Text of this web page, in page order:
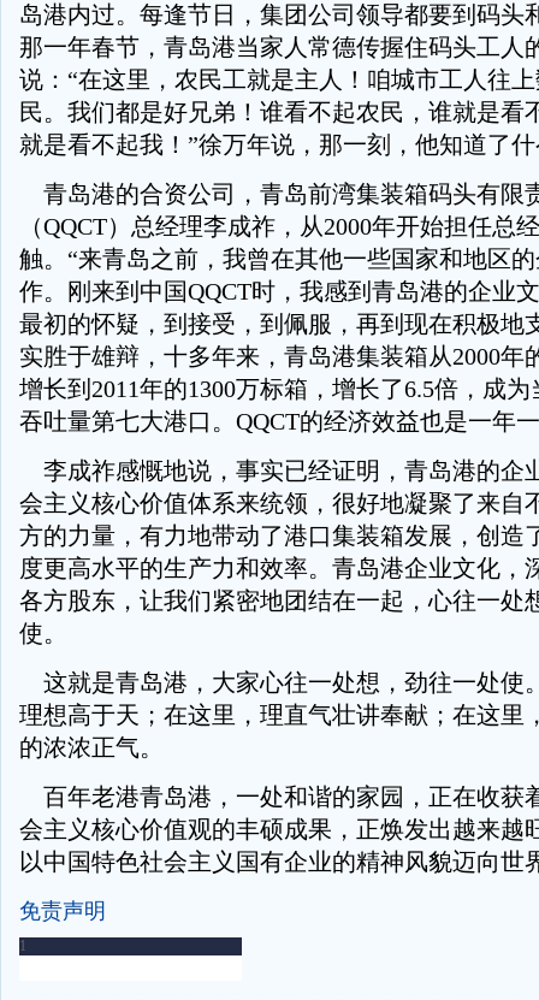
岛港内过。每逢节日，集团公司领导都要到码头
那一年春节，青岛港当家人常德传握住码头工人
说：“在这里，农民工就是主人！咱城市工人往
民。我们都是好兄弟！谁看不起农民，谁就是看
就是看不起我！”徐万年说，那一刻，他知道了
青岛港的合资公司，青岛前湾集装箱码头有限
（QQCT）总经理李成祚，从2000年开始担任总
触。“来青岛之前，我曾在其他一些国家和地区
作。刚来到中国QQCT时，我感到青岛港的企业
最初的怀疑，到接受，到佩服，再到现在积极地
实胜于雄辩，十多年来，青岛港集装箱从2000年
增长到2011年的1300万标箱，增长了6.5倍，成
吞吐量第七大港口。QQCT的经济效益也是一年
李成祚感慨地说，事实已经证明，青岛港的企
会主义核心价值体系来统领，很好地凝聚了来自
方的力量，有力地带动了港口集装箱发展，创造
度更高水平的生产力和效率。青岛港企业文化，
各方股东，让我们紧密地团结在一起，心往一处
使。
这就是青岛港，大家心往一处想，劲往一处使
理想高于天；在这里，理直气壮讲奉献；在这里
的浓浓正气。
百年老港青岛港，一处和谐的家园，正在收获
会主义核心价值观的丰硕成果，正焕发出越来越
以中国特色社会主义国有企业的精神风貌迈向世
免责声明